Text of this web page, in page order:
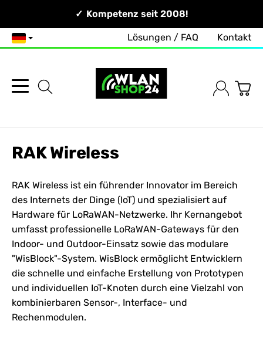
Persönlich & Erreichbar!Kompetenz seit 2008!
Deutsch Lösungen / FAQ Kontakt
RAK Wireless
RAK Wireless ist ein führender Innovator im Bereich
des Internets der Dinge (IoT) und spezialisiert auf
Hardware für LoRaWAN-Netzwerke. Ihr Kernangebot
umfasst professionelle LoRaWAN-Gateways für den
Indoor- und Outdoor-Einsatz sowie das modulare
"WisBlock"-System. WisBlock ermöglicht Entwicklern
die schnelle und einfache Erstellung von Prototypen
und individuellen IoT-Knoten durch eine Vielzahl von
kombinierbaren Sensor-, Interface- und
Rechenmodulen.